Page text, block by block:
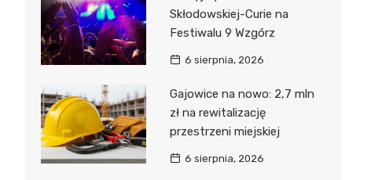
Skłodowskiej-Curie na
Festiwalu 9 Wzgórz
6 sierpnia, 2026
Gajowice na nowo: 2,7 mln
zł na rewitalizację
przestrzeni miejskiej
6 sierpnia, 2026